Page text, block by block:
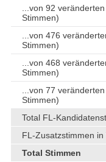
...von 92
Stimmen)
...von 476
Stimmen)
...von 468
Stimmen)
...von 77
Stimmen)
Total FL-
FL-Zusatzstimmen in
Total Stimmen